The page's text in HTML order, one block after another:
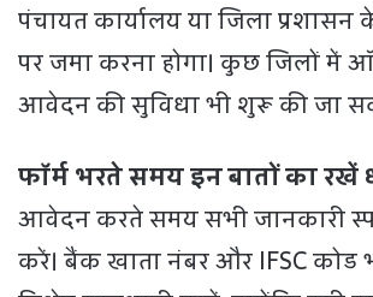
पंचायत कार्यालय या जिला प्रशासन के
पर जमा करना होगा। कुछ जिलों में
आवेदन की सुविधा भी शुरू की जा
फॉर्म भरते समय इन बातों का रखें
आवेदन करते समय सभी जानकारी
करें। बैंक खाता नंबर और IFSC कोड